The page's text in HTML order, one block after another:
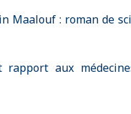
Maalouf : roman de
aux